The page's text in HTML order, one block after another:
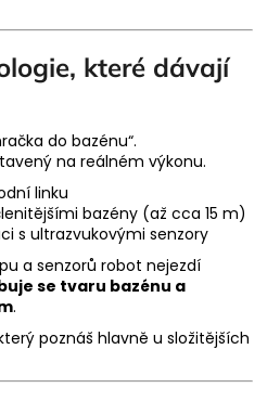
které dávají
do bazénu“.
na reálném výkonu.
linku
bazény (až cca 15 m)
s ultrazvukovými senzory
a senzorů robot nejezdí
se tvaru bazénu a
.
poznáš hlavně u složitějších